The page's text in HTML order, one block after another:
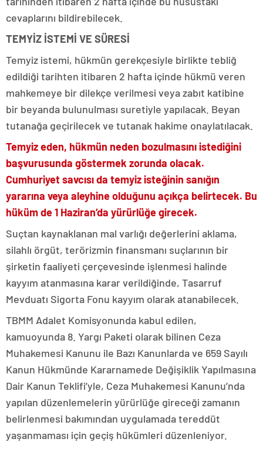
cevaplarını bildirebilecek.
TEMYİZ İSTEMİ VE SÜRESİ
Temyiz istemi, hükmün gerekçesiyle birlikte tebliğ
edildiği tarihten itibaren 2 hafta içinde hükmü veren
mahkemeye bir dilekçe verilmesi veya zabıt katibine
bir beyanda bulunulması suretiyle yapılacak. Beyan
tutanağa geçirilecek ve tutanak hakime onaylatılacak.
Temyiz eden, hükmün neden bozulmasını istediğini
başvurusunda göstermek zorunda olacak.
Cumhuriyet savcısı da temyiz isteğinin sanığın
yararına veya aleyhine olduğunu açıkça belirtecek. Bu
hüküm de 1 Haziran’da yürürlüğe girecek.
Suçtan kaynaklanan mal varlığı değerlerini aklama,
silahlı örgüt, terörizmin finansmanı suçlarının bir
şirketin faaliyeti çerçevesinde işlenmesi halinde
kayyım atanmasına karar verildiğinde, Tasarruf
Mevduatı Sigorta Fonu kayyım olarak atanabilecek.
TBMM Adalet Komisyonunda kabul edilen,
kamuoyunda 8. Yargı Paketi olarak bilinen Ceza
Muhakemesi Kanunu ile Bazı Kanunlarda ve 659 Sayılı
Kanun Hükmünde Kararnamede Değişiklik Yapılmasına
Dair Kanun Teklifi’yle, Ceza Muhakemesi Kanunu’nda
yapılan düzenlemelerin yürürlüğe gireceği zamanın
belirlenmesi bakımından uygulamada tereddüt
yaşanmaması için geçiş hükümleri düzenleniyor.